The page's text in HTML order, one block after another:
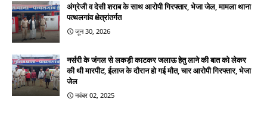
अंग्रेजी व देसी शराब के साथ आरोपी गिरफ्तार, भेजा जेल, मामला थाना
पत्थलगांव क्षेत्रांतर्गत
जून 30, 2026
नर्सरी के जंगल से लकड़ी काटकर जलाऊ हेतु लाने की बात को लेकर
की थी मारपीट, ईलाज के दौरान हो गई मौत, चार आरोपी गिरफ्तार, भेजा
जेल
नवंबर 02, 2025